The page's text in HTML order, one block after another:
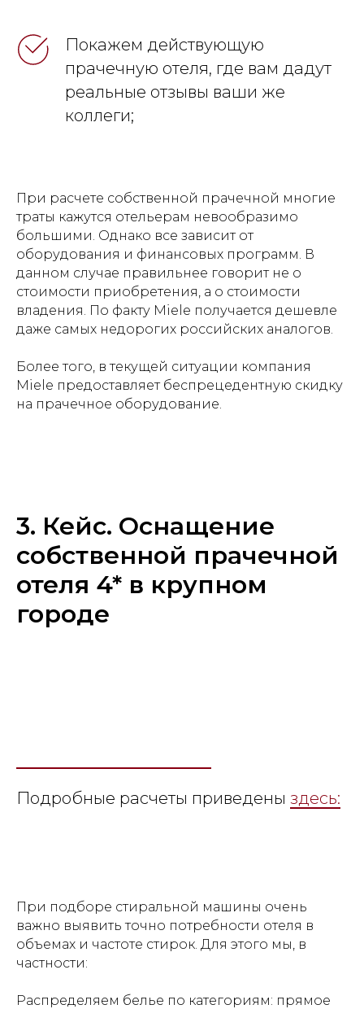
Покажем действующую
прачечную отеля, где вам дадут
реальные отзывы ваши же
коллеги;
При расчете собственной прачечной многие
траты кажутся отельерам невообразимо
большими. Однако все зависит от
оборудования и финансовых программ. В
данном случае правильнее говорит не о
стоимости приобретения, а о стоимости
владения. По факту Miele получается дешевле
даже самых недорогих российских аналогов.
Более того, в текущей ситуации компания
Miele предоставляет беспрецедентную скидку
на прачечное оборудование.
3. Кейс. Оснащение
собственной прачечной
отеля 4* в крупном
городе
Подробные расчеты приведены здесь:
При подборе стиральной машины очень
важно выявить точно потребности отеля в
объемах и частоте стирок. Для этого мы, в
частности:
Распределяем белье по категориям: прямое